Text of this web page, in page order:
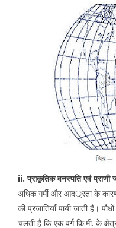
ii. प्राकृतिक वनस्पति एवं प्राणी
अधिक गर्मी और आदर््रता के
की प्रजातियाँ पायी जाती हैं।
चलती है कि एक वर्ग कि.मी. के